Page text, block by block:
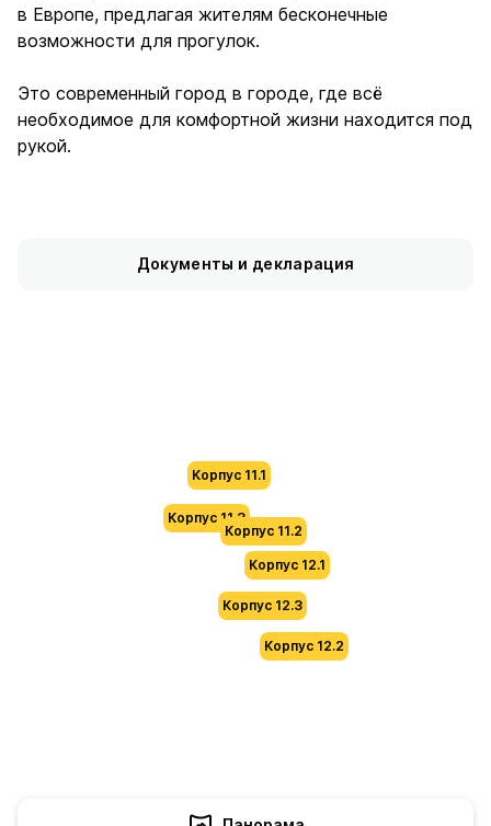
в Европе, предлагая жителям бесконечные
возможности для прогулок.
Это современный город в городе, где всё
необходимое для комфортной жизни находится под
рукой.
Документы и декларация
Корпус 11.3
Корпус 11.1
Корпус 11.2
Корпус 12.1
Корпус 12.2
Корпус 12.3